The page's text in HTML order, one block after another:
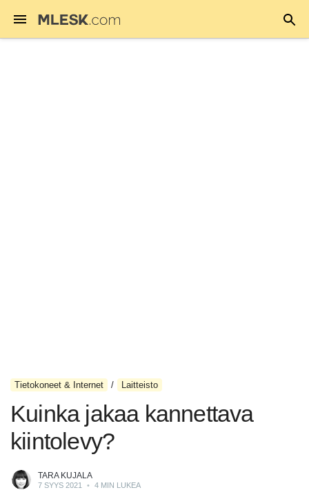
Tietokoneet & Internet Laitteisto
Kuinka jakaa kannettava
kiintolevy?
TARA KUJALA
7 SYYS 2021 • 4 MIN LUKEA